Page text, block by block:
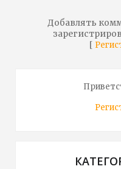
Добавлять
[